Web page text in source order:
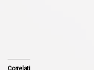
Correlati